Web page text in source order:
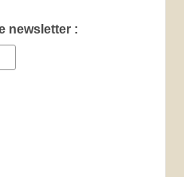
newsletter :